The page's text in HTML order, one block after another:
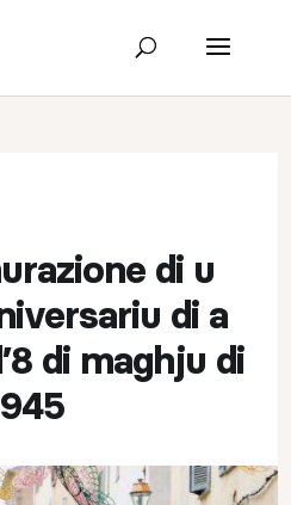
di u
di a
di maghju di